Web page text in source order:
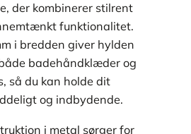
der kombinerer stilrent
funktionalitet.
i bredden giver hylden
badehåndklæder og
så du kan holde dit
og indbydende.
i metal sørger for